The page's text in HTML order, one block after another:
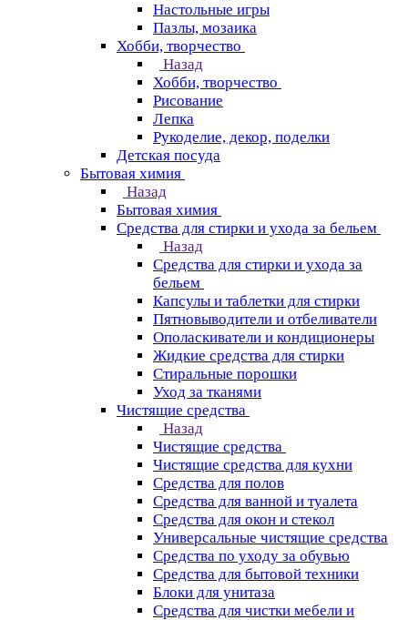
Настольные игры
Пазлы, мозаика
Хобби, творчество
Назад
Хобби, творчество
Рисование
Лепка
Рукоделие, декор, поделки
Детская посуда
Бытовая химия
Назад
Бытовая химия
Средства для стирки и ухода за бельем
Назад
Средства для стирки и ухода за
бельем
Капсулы и таблетки для стирки
Пятновыводители и отбеливатели
Ополаскиватели и кондиционеры
Жидкие средства для стирки
Стиральные порошки
Уход за тканями
Чистящие средства
Назад
Чистящие средства
Чистящие средства для кухни
Средства для полов
Средства для ванной и туалета
Средства для окон и стекол
Универсальные чистящие средства
Средства по уходу за обувью
Средства для бытовой техники
Блоки для унитаза
Средства для чистки мебели и